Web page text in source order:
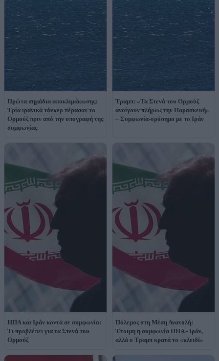
Πρώτα σημάδια αποκλιμάκωσης:
Τρία ιρανικά τάνκερ πέρασαν το
Ορμούζ πριν από την υπογραφή της
συμφωνίας
Τραμπ: «Τα Στενά του Ορμούζ
ανοίγουν πλήρως την Παρασκευή»
– Συμφωνία-ορόσημο με το Ιράν
ΗΠΑ και Ιράν κοντά σε συμφωνία:
Τι προβλέπει για τα Στενά του
Ορμούζ
Πόλεμος στη Μέση Ανατολή:
Έτοιμη η συμφωνία ΗΠΑ - Ιράν,
αλλά ο Τραμπ κρατά το «κλειδί»